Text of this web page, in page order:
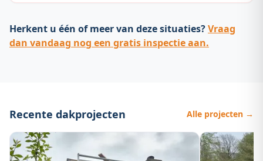
Herkent u één of meer van deze situaties?Vraag
dan vandaag nog een gratis inspectie aan.
Recente dakprojecten Alle projecten →